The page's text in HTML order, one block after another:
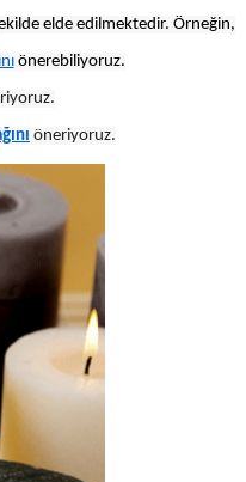
elde edilmektedir. Örneğin,
önerebiliyoruz.
öneriyoruz.